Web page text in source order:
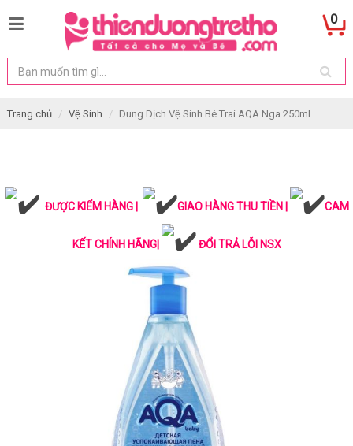
0
Trang chủ Vệ Sinh Dung Dịch Vệ Sinh Bé Trai AQA Nga 250ml
ĐƯỢC KIỂM HÀNG | GIAO HÀNG THU TIỀN | CAM
KẾT CHÍNH HÃNG| ĐỔI TRẢ LỖI NSX